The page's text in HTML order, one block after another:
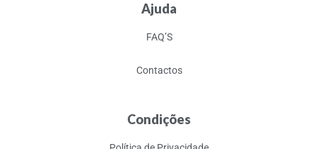
Ajuda
FAQ’S
Contactos
Condições